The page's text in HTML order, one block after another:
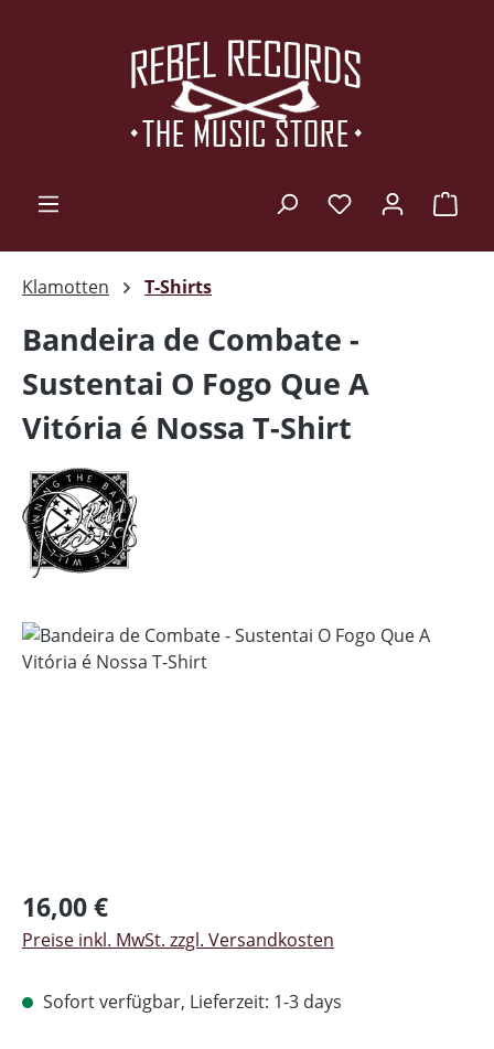
Klamotten T-Shirts
Bandeira de Combate -
Sustentai O Fogo Que A
Vitória é Nossa T-Shirt
Regulärer Preis:
16,00 €
Preise inkl. MwSt. zzgl. Versandkosten
Sofort verfügbar, Lieferzeit: 1-3 days